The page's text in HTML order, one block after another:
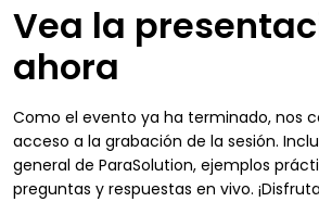
Vea la
ahora
Como el evento ya ha terminado, nos
acceso a la grabación de la sesión.
general de ParaSolution, ejemplos
preguntas y respuestas en vivo.